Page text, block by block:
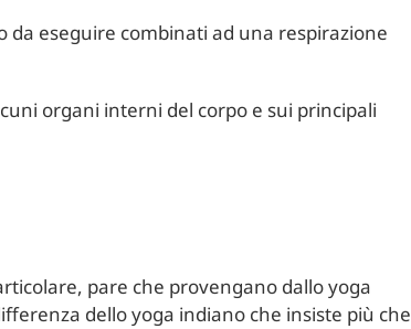
da eseguire combinati ad una respirazione
organi interni del corpo e sui principali
pare che provengano dallo yoga
dello yoga indiano che insiste più che